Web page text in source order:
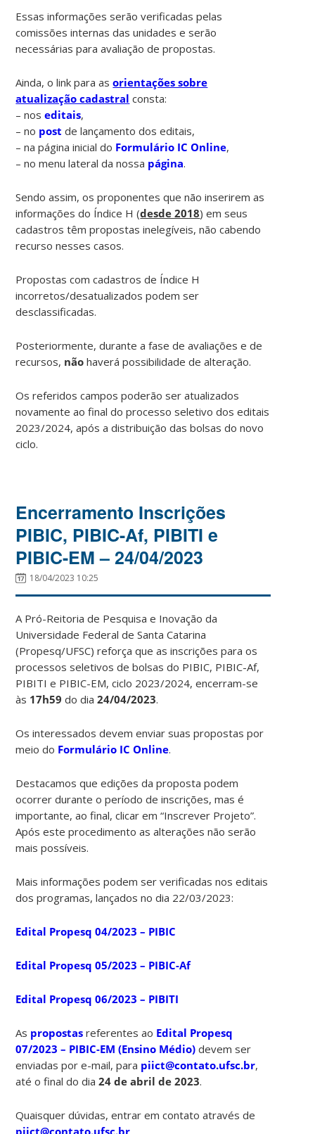
Essas informações serão verificadas pelas
comissões internas das unidades e serão
necessárias para avaliação de propostas.
Ainda, o link para asorientações sobre
atualização cadastral consta:
– noseditais,
– no post de lançamento dos editais,
– na página inicial do Formulário IC Online,
– no menu lateral da nossa página.
Sendo assim, os proponentes que não inserirem as
informações do Índice H (desde 2018) em seus
cadastros têm propostas inelegíveis, não cabendo
recurso nesses casos.
Propostas com cadastros de Índice H
incorretos/desatualizados podem ser
desclassificadas.
Posteriormente, durante a fase de avaliações e de
recursos, não haverá possibilidade de alteração.
Os referidos campos poderão ser atualizados
novamente ao final do processo seletivo dos editais
2023/2024, após a distribuição das bolsas do novo
ciclo.
Encerramento Inscrições
PIBIC, PIBIC-Af, PIBITI e
PIBIC-EM – 24/04/2023
18/04/2023 10:25
A Pró-Reitoria de Pesquisa e Inovação da
Universidade Federal de Santa Catarina
(Propesq/UFSC) reforça que as inscrições para os
processos seletivos de bolsas do PIBIC, PIBIC-Af,
PIBITI e PIBIC-EM, ciclo 2023/2024, encerram-se
às 17h59 do dia24/04/2023.
Os interessados devem enviar suas propostas por
meio do Formulário IC Online.
Destacamos que edições da proposta podem
ocorrer durante o período de inscrições, mas é
importante, ao final, clicar em “Inscrever Projeto”.
Após este procedimento as alterações não serão
mais possíveis.
Mais informações podem ser verificadas nos editais
dos programas, lançados no dia 22/03/2023:
Edital Propesq 04/2023 – PIBIC
Edital Propesq 05/2023 – PIBIC-Af
Edital Propesq 06/2023 – PIBITI
As propostas referentes ao Edital Propesq
07/2023 – PIBIC-EM (Ensino Médio) devem ser
enviadas por e-mail, para piict@contato.ufsc.br,
até o final do dia24 de abril de 2023.
Quaisquer dúvidas, entrar em contato através de
piict@contato.ufsc.br